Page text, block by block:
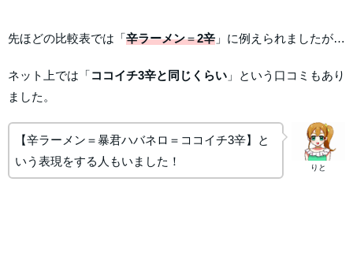
先ほどの比較表では「辛ラーメン＝2辛 」に例えられましたが…
ネット上では「ココイチ3辛と同じくらい 」という口コミもあり
ました。
りと
【辛ラーメン＝暴君ハバネロ＝ココイチ3辛】と
いう表現をする人もいました！